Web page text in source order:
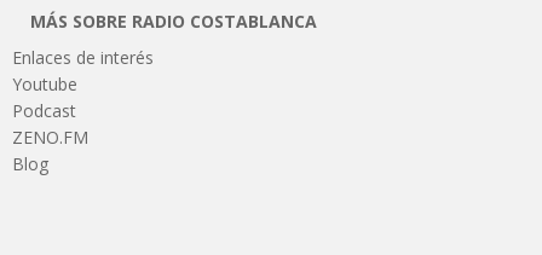
MÁS SOBRE RADIO COSTABLANCA
Enlaces de interés
Youtube
Podcast
ZENO.FM
Blog